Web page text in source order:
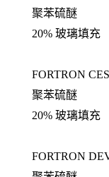
聚苯硫醚
20% 玻璃填充
FORTRON
聚苯硫醚
20% 玻璃填充
FORTRON